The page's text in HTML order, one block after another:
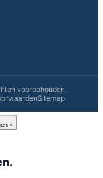
voorbehouden.
Sitemap
×